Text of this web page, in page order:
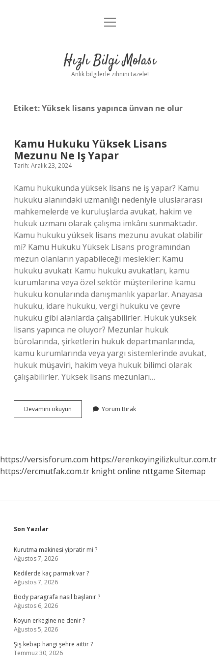
Anasayfa
Yasal Uyarı
menüyü
Hızlı Bilgi Molası
Anlık bilgilerle zihnini tazele!
Etiket:Yüksek lisans yapınca ünvan ne olur
Kamu Hukuku Yüksek Lisans
Mezunu Ne Iş Yapar
Tarih: Aralık 23, 2024
Kamu hukukunda yüksek lisans ne iş yapar? Kamu
hukuku alanındaki uzmanlığı nedeniyle uluslararası
mahkemelerde ve kuruluşlarda avukat, hakim ve
hukuk uzmanı olarak çalışma imkânı sunmaktadır.
Kamu hukuku yüksek lisans mezunu avukat olabilir
mi? Kamu Hukuku Yüksek Lisans programından
mezun olanların yapabileceği meslekler: Kamu
hukuku avukatı: Kamu hukuku avukatları, kamu
kurumlarına veya özel sektör müşterilerine kamu
hukuku konularında danışmanlık yaparlar. Anayasa
hukuku, idare hukuku, vergi hukuku ve çevre
hukuku gibi alanlarda çalışabilirler. Hukuk yüksek
lisans yapınca ne oluyor? Mezunlar hukuk
bürolarında, şirketlerin hukuk departmanlarında,
kamu kurumlarında veya yargı sistemlerinde avukat,
hukuk müşaviri, hakim veya hukuk bilimci olarak
çalışabilirler. Yüksek lisans mezunları…
Devamını okuyun
Hukuku
Iş
Yapar
Yorum Bırak
https://versisforum.com https://erenkoyingilizkultur.com.tr
https://ercmutfak.com.tr knight online nttgame Sitemap
Sidebar
Son Yazılar
Kurutma makinesi yipratir mi ?
Ağustos 7, 2026
Kedilerde kaç parmak var ?
Ağustos 7, 2026
Body paragrafa nasıl başlanır ?
Ağustos 6, 2026
Koyun erkegine ne denir ?
Ağustos 5, 2026
Şiş kebap hangi şehre aittir ?
Temmuz 30, 2026